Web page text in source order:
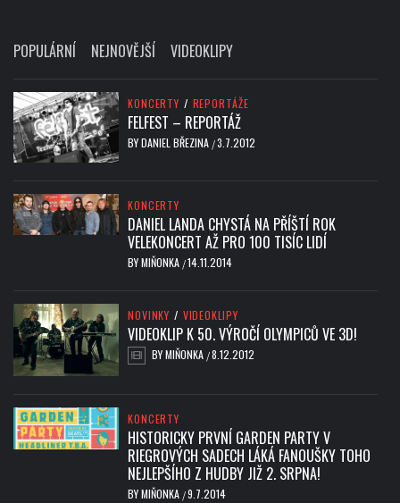
POPULÁRNÍ NEJNOVĚJŠÍ VIDEOKLIPY
KONCERTY / REPORTÁŽE
FELFEST – REPORTÁŽ
BYDANIEL BŘEZINA /3.7.2012
KONCERTY
DANIEL LANDA CHYSTÁ NA PŘÍŠTÍ ROK
VELEKONCERT AŽ PRO 100 TISÍC LIDÍ
BYMIŇONKA /14.11.2014
NOVINKY / VIDEOKLIPY
VIDEOKLIP K 50. VÝROČÍ OLYMPICŮ VE 3D!
BYMIŇONKA /8.12.2012
KONCERTY
HISTORICKY PRVNÍ GARDEN PARTY V
RIEGROVÝCH SADECH LÁKÁ FANOUŠKY TOHO
NEJLEPŠÍHO Z HUDBY JIŽ 2. SRPNA!
BYMIŇONKA /9.7.2014